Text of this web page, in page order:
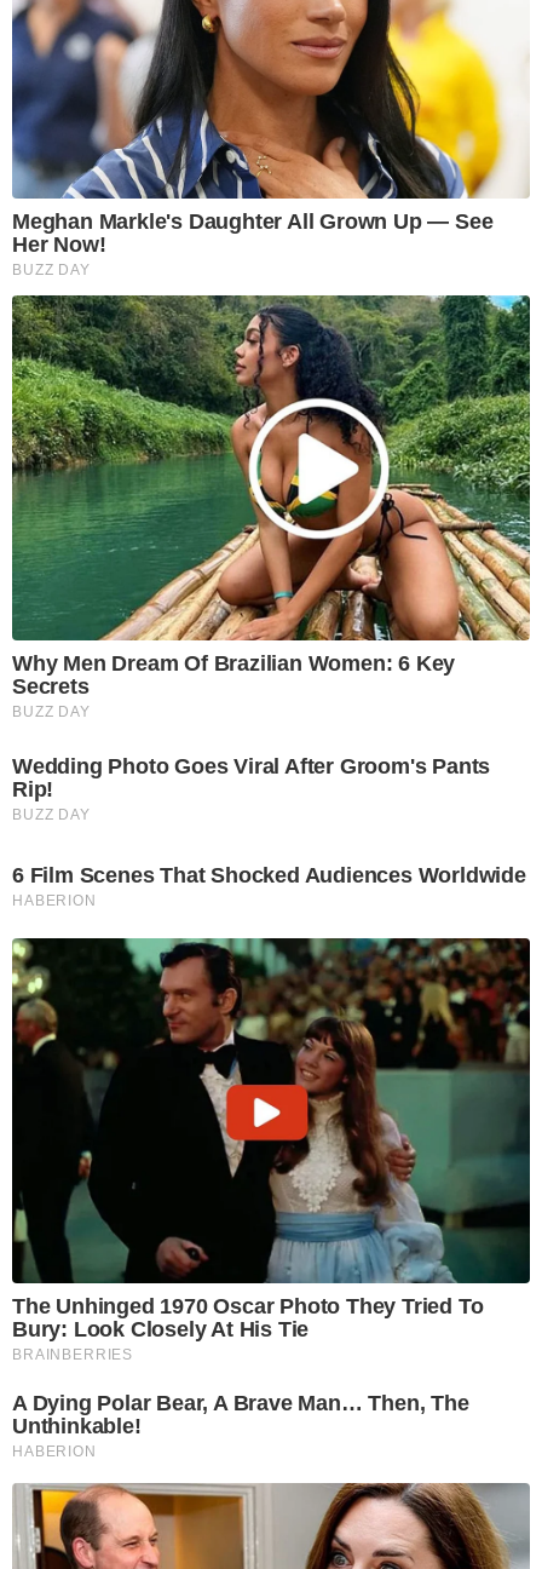
Meghan Markle's Daughter All Grown Up — See
Her Now!
BUZZ DAY
Why Men Dream Of Brazilian Women: 6 Key
Secrets
BUZZ DAY
Wedding Photo Goes Viral After Groom's Pants
Rip!
BUZZ DAY
6 Film Scenes That Shocked Audiences Worldwide
HABERION
The Unhinged 1970 Oscar Photo They Tried To
Bury: Look Closely At His Tie
BRAINBERRIES
A Dying Polar Bear, A Brave Man… Then, The
Unthinkable!
HABERION